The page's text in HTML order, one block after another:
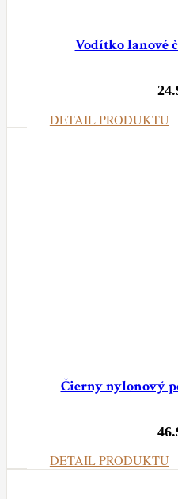
Vodítko lanové
DETAIL PRODUKTU
Čierny nylonový
DETAIL PRODUKTU